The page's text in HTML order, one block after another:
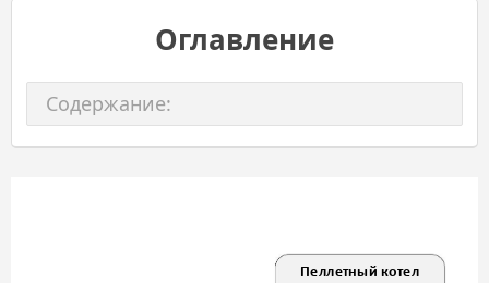
Оглавление
Содержание:
Пеллетный котел